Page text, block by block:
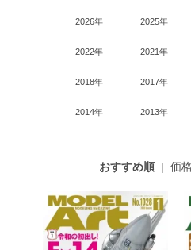
2026年 2025年
2022年 2021年
2018年 2017年
2014年 2013年
おすすめ順 |価